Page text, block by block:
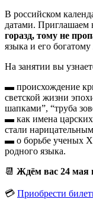
В российском
датами. Приглашаем
горазд, тому не
языка и его
На занятии вы
▬ происхождение
светской жизни
шапками”, “труба
▬ как имена
стали
▬ о борьбе ученых
родного языка.
📆 Ждём вас 24 мая
💳 Приобрести